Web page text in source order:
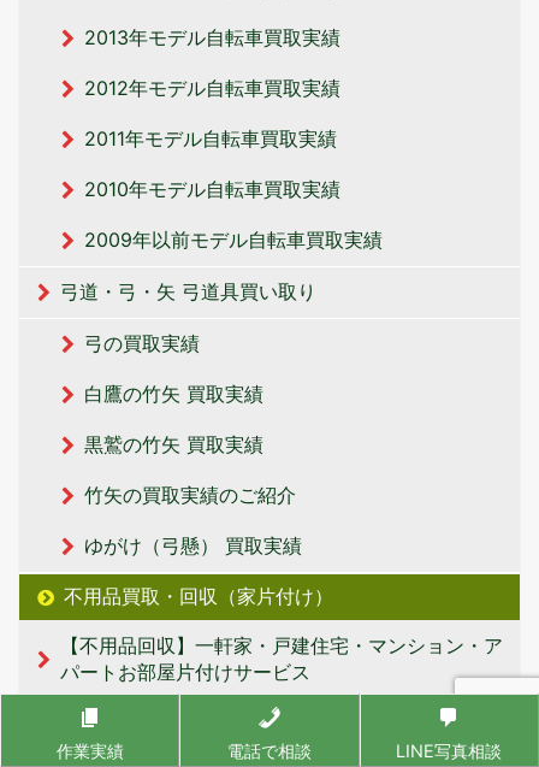
2013年モデル自転車買取実績
2012年モデル自転車買取実績
2011年モデル自転車買取実績
2010年モデル自転車買取実績
2009年以前モデル自転車買取実績
弓道・弓・矢 弓道具買い取り
弓の買取実績
白鷹の竹矢 買取実績
黒鷲の竹矢 買取実績
竹矢の買取実績のご紹介
ゆがけ（弓懸） 買取実績
不用品買取・回収（家片付け）
【不用品回収】一軒家・戸建住宅・マンション・ア
パートお部屋片付けサービス
入居・退去支援（福祉施設）片付けサービス 福祉
施設提携事業社・募集
作業実績 電話で相談 LINE写真相談